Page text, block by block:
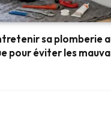
sa plomberie
pour éviter les